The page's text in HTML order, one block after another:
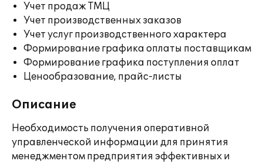
Учет продаж ТМЦ
Учет производственных заказов
Учет услуг производственного характера
Формирование графика оплаты поставщикам
Формирование графика поступления оплат
Ценообразование, прайс-листы
Описание
Необходимость получения оперативной
управленческой информации для принятия
менеджментом предприятия эффективных и